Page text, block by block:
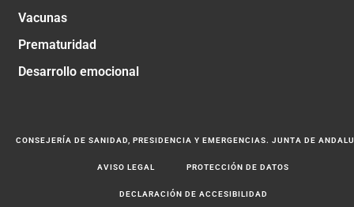
Vacunas
Prematuridad
Desarrollo emocional
CONSEJERÍA DE SANIDAD, PRESIDENCIA Y EMERGENCIAS. JUNTA DE
AVISO LEGAL PROTECCIÓN DE DATOS
DECLARACIÓN DE ACCESIBILIDAD